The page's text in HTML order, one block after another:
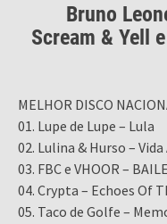
Bruno
Scream & Yell e
MELHOR DISCO
01. Lupe de Lupe – Lula
02. Lulina & Hurso –
03. FBC e VHOOR – BAILE
04. Crypta – Echoes Of
05. Taco de Golfe –